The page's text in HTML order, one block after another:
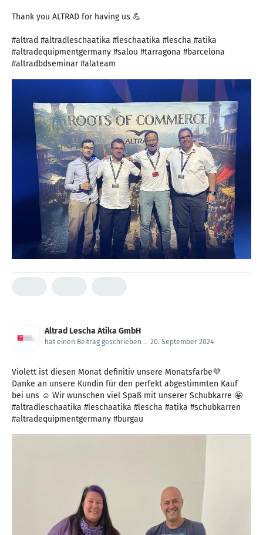
Thank you ALTRAD for having us 💪
#altrad #altradleschaatika #leschaatika #lescha #atika
#altradequipmentgermany #salou #tarragona #barcelona
#altradbdseminar #alateam
Altrad Lescha Atika GmbH
hat einen Beitrag geschrieben . 20. September 2024
Violett ist diesen Monat definitiv unsere Monatsfarbe💜
Danke an unsere Kundin für den perfekt abgestimmten Kauf
bei uns ☺️ Wir wünschen viel Spaß mit unserer Schubkarre 🤩
#altradleschaatika #leschaatika #lescha #atika #schubkarren
#altradequipmentgermany #burgau